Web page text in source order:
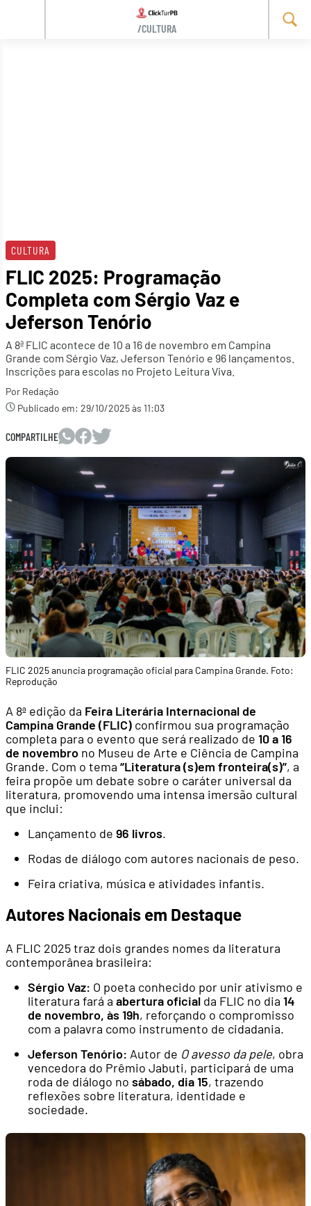
/CULTURA
CULTURA
FLIC 2025: Programação
Completa com Sérgio Vaz e
Jeferson Tenório
A 8ª FLIC acontece de 10 a 16 de novembro em Campina
Grande com Sérgio Vaz, Jeferson Tenório e 96 lançamentos.
Inscrições para escolas no Projeto Leitura Viva.
Por Redação
Publicado em: 29/10/2025 às 11:03
COMPARTILHE
FLIC 2025 anuncia programação oficial para Campina Grande. Foto:
Reprodução
A 8ª edição da Feira Literária Internacional de
Campina Grande (FLIC) confirmou sua programação
completa para o evento que será realizado de 10 a 16
de novembro no Museu de Arte e Ciência de Campina
Grande. Com o tema “Literatura (s)em fronteira(s)”, a
feira propõe um debate sobre o caráter universal da
literatura, promovendo uma intensa imersão cultural
que inclui:
Lançamento de 96 livros.
Rodas de diálogo com autores nacionais de peso.
Feira criativa, música e atividades infantis.
Autores Nacionais em Destaque
A FLIC 2025 traz dois grandes nomes da literatura
contemporânea brasileira:
Sérgio Vaz: O poeta conhecido por unir ativismo e
literatura fará a abertura oficial da FLIC no dia 14
de novembro, às 19h, reforçando o compromisso
com a palavra como instrumento de cidadania.
Jeferson Tenório: Autor de O avesso da pele, obra
vencedora do Prêmio Jabuti, participará de uma
roda de diálogo no sábado, dia 15, trazendo
reflexões sobre literatura, identidade e
sociedade.